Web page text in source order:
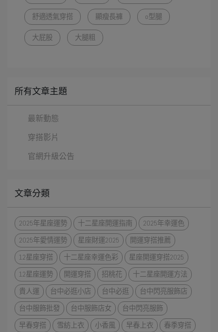
舒適透氣穿搭 顯瘦長褲 o型腿
大屁股 大腿粗
所有文章主題
最新動態
穿搭影片
官網升級公告
文章分類
2025年星座運勢 十二星座開運指南
2025年幸運色
2025年愛情運勢
星座財運2025
開運穿搭推薦
12星座穿搭
十二星座幸運色彩
星座開運穿搭2025
12星座運勢
開運穿搭 招桃花
十二星座開運方法
貴人運
台中必逛小店 台中必逛
台中閃亮服飾店
台中服飾批發
台中服飾店女
台中閃亮服飾
早春穿搭
雪紡上衣 小香風 早春上衣
春季穿搭